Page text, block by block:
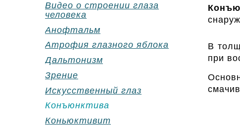
Видео о строении глаза
человека
Анофтальм
Атрофия глазного яблока
Дальтонизм
Зрение
Искусственный глаз
Конъюнктива
Коньюктивит
В
при